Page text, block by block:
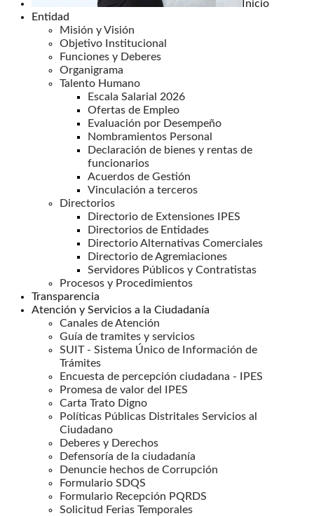
Inicio
Entidad
Misión y Visión
Objetivo Institucional
Funciones y Deberes
Organigrama
Talento Humano
Escala Salarial 2026
Ofertas de Empleo
Evaluación por Desempeño
Nombramientos Personal
Declaración de bienes y rentas de
funcionarios
Acuerdos de Gestión
Vinculación a terceros
Directorios
Directorio de Extensiones IPES
Directorios de Entidades
Directorio Alternativas Comerciales
Directorio de Agremiaciones
Servidores Públicos y Contratistas
Procesos y Procedimientos
Transparencia
Atención y Servicios a la Ciudadanía
Canales de Atención
Guía de tramites y servicios
SUIT - Sistema Único de Información de
Trámites
Encuesta de percepción ciudadana - IPES
Promesa de valor del IPES
Carta Trato Digno
Políticas Públicas Distritales Servicios al
Ciudadano
Deberes y Derechos
Defensoría de la ciudadanía
Denuncie hechos de Corrupción
Formulario SDQS
Formulario Recepción PQRDS
Solicitud Ferias Temporales